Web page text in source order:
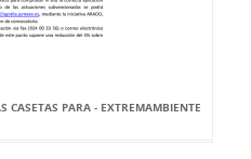
CASETAS PARA - EXTREMAMBIENTE